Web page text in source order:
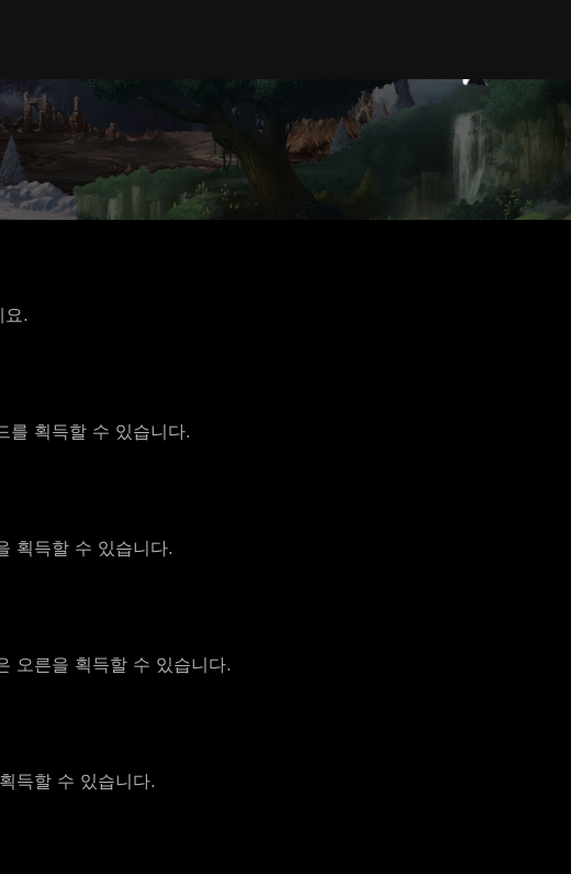
.
를 획득할 수 있습니다.
획득할 수 있습니다.
오른을 획득할 수 있습니다.
득할 수 있습니다.